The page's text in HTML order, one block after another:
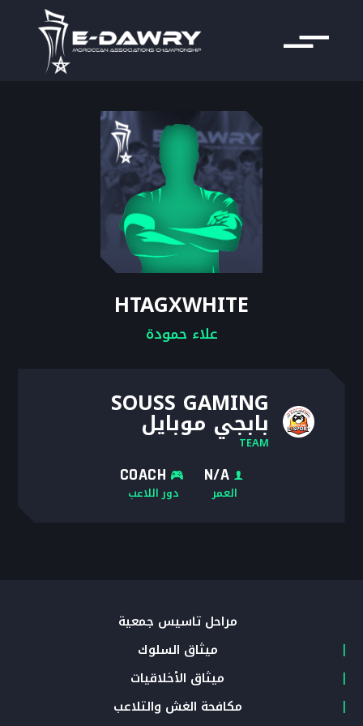
HTAGXWHITE
علاء حمودة
SOUSS GAMING
بابجي موبايل
TEAM
N/A
العمر
COACH
دور اللاعب
مراحل تأسيس جمعية
ميثاق السلوك
ميثاق الأخلاقيات
مكافحة الغش والتلاعب